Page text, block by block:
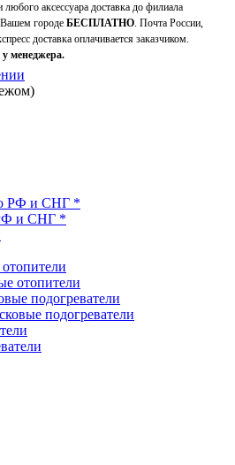
аксессуара доставка до филиала
городе БЕСПЛАТНО. Почта России,
доставка оплачивается заказчиком.
менеджера.
РФ и СНГ *
подогреватели